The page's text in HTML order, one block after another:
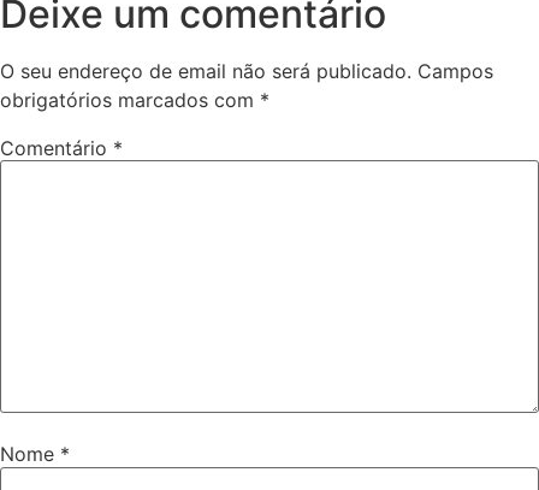
Deixe um comentário
O seu endereço de email não será publicado. Campos
obrigatórios marcados com *
Comentário *
Nome *